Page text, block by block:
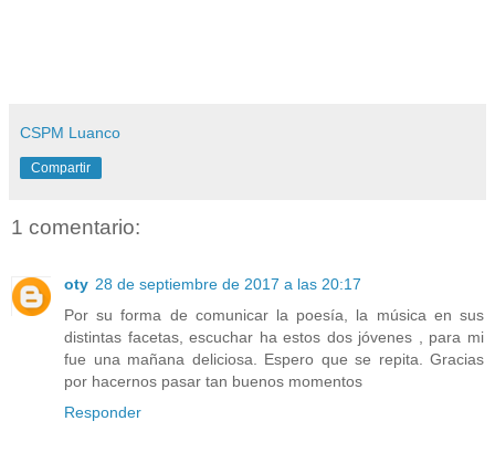
CSPM Luanco
Compartir
1 comentario:
oty 28 de septiembre de 2017 a las 20:17
Por su forma de comunicar la poesía, la música en sus
distintas facetas, escuchar ha estos dos jóvenes , para mi
fue una mañana deliciosa. Espero que se repita. Gracias
por hacernos pasar tan buenos momentos
Responder